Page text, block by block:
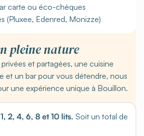
carte ou éco-chèques
(Pluxee, Edenred, Monizze)
pleine nature
et partagées, une cuisine
et un bar pour vous détendre, nous
une expérience unique à Bouillon.
2, 4, 6, 8 et 10 lits. Soit un total de